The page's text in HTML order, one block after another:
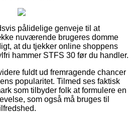
pålidelige genveje til at
nuværende brugeres domme
at du tjekker online shoppens
hammer STFS 30 før du handler.
fuldt ud fremragende chancer
popularitet. Tilmed ses faktisk
som tilbyder folk at formulere en
som også må bruges til